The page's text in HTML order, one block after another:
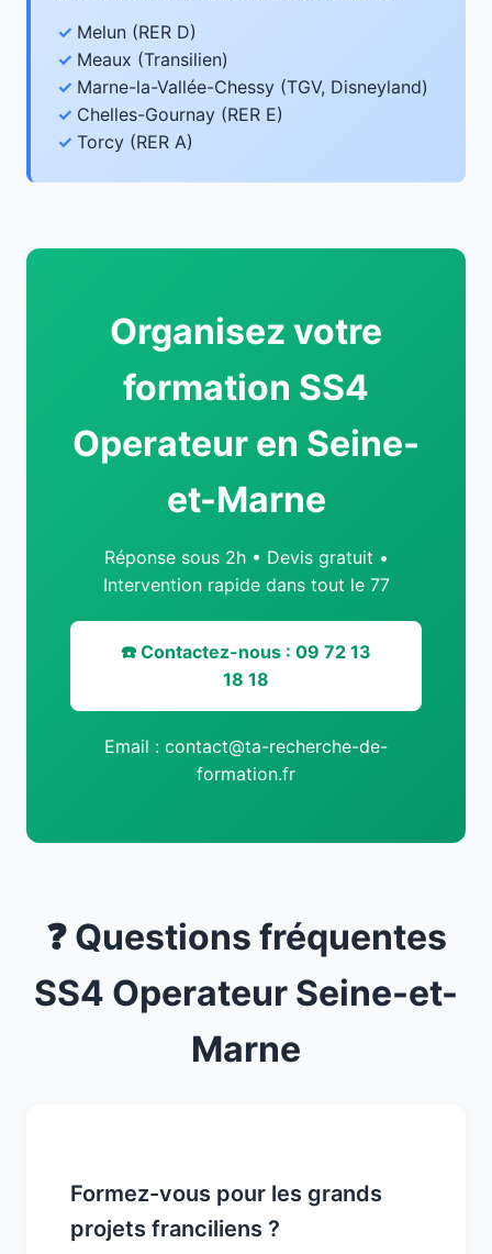
Melun (RER D)
Meaux (Transilien)
Marne-la-Vallée-Chessy (TGV, Disneyland)
Chelles-Gournay (RER E)
Torcy (RER A)
Organisez votre
formation SS4
Operateur en Seine-
et-Marne
Réponse sous 2h • Devis gratuit •
Intervention rapide dans tout le 77
☎️ Contactez-nous : 09 72 13
18 18
Email : contact@ta-recherche-de-
formation.fr
❓ Questions fréquentes
SS4 Operateur Seine-et-
Marne
Formez-vous pour les grands
projets franciliens ?